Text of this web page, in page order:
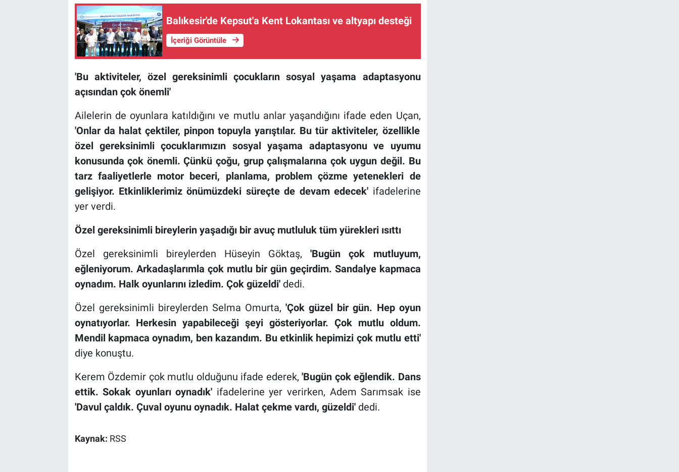
Balıkesir'de Kepsut'a Kent Lokantası ve altyapı desteği
İçeriği Görüntüle
'Bu aktiviteler, özel gereksinimli çocukların sosyal yaşama adaptasyonu
açısından çok önemli'
Ailelerin de oyunlara katıldığını ve mutlu anlar yaşandığını ifade eden Uçan,
'Onlar da halat çektiler, pinpon topuylayarıştılar. Bu tür aktiviteler, özellikle
özel gereksinimliçocuklarımızın sosyal yaşama adaptasyonu ve uyumu
konusunda çok önemli. Çünkü çoğu, grup çalışmalarına çok uygun değil. Bu
tarz faaliyetlerle motor beceri, planlama, problem çözme yetenekleri de
gelişiyor. Etkinliklerimiz önümüzdeki süreçte de devam edecek' ifadelerine
yer verdi.
Özel gereksinimli bireylerin yaşadığı bir avuç mutluluk tüm yürekleri ısıttı
Özel gereksinimli bireylerden Hüseyin Göktaş,'Bugün çok mutluyum,
eğleniyorum. Arkadaşlarımla çok mutlu bir gün geçirdim. Sandalye kapmaca
oynadım. Halk oyunlarını izledim. Çok güzeldi'dedi.
Özel gereksinimli bireylerden Selma Omurta,'Çok güzel bir gün. Hep oyun
oynatıyorlar. Herkesin yapabileceği şeyi gösteriyorlar. Çok mutlu oldum.
Mendil kapmaca oynadım, ben kazandım. Bu etkinlik hepimizi çok mutlu etti'
diye konuştu.
Kerem Özdemir çok mutlu olduğunu ifade ederek,'Bugün çok eğlendik. Dans
ettik. Sokak oyunları oynadık' ifadelerine yer verirken, Adem Sarımsak ise
'Davul çaldık. Çuval oyunu oynadık. Halat çekme vardı, güzeldi' dedi.
Kaynak: RSS